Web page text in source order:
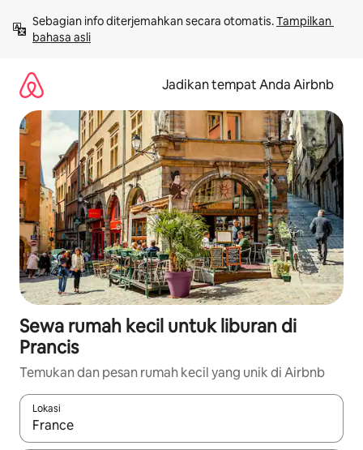
langsung
lihat
Sebagian info diterjemahkan secara otomatis. Tampilkan
bahasa asli
Jadikan tempat Anda Airbnb
Sewa rumah kecil untuk liburan di
Prancis
Temukan dan pesan rumah kecil yang unik di Airbnb
Lokasi
Jika hasil yang dicari tersedia, telusuri dengan tombol panah